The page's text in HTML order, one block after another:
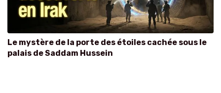
Le mystère de la porte des étoiles cachée sous le
palais de Saddam Hussein